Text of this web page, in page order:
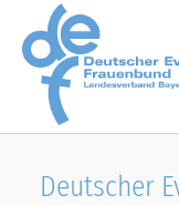
Skip to main content
Deutscher